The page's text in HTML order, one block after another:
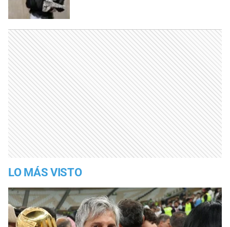
LO MÁS VISTO